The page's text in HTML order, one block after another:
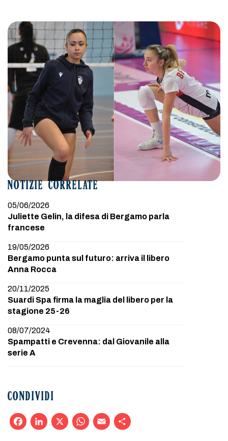
NOTIZIE CORRELATE
05/06/2026
Juliette Gelin, la difesa di Bergamo parla
francese
19/05/2026
Bergamo punta sul futuro: arriva il libero
Anna Rocca
20/11/2025
Suardi Spa firma la maglia del libero per la
stagione 25-26
08/07/2024
Spampatti e Crevenna: dal Giovanile alla
serie A
CONDIVIDI